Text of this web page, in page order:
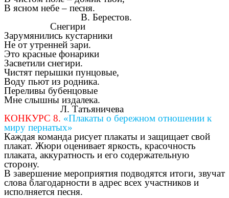
В ясном небе – песня.
В. Берестов.
Снегири
Зарумянились кустарники
Не от утренней зари.
Это красные фонарики
Засветили снегири.
Чистят перышки пунцовые,
Воду пьют из родника.
Переливы бубенцовые
Мне слышны издалека.
Л. Татьяничева
КОНКУРС 8. «Плакаты о бережном отношении к
миру пернатых»
Каждая команда рисует плакаты и защищает свой
плакат. Жюри оценивает яркость, красочность
плаката, аккуратность и его содержательную
сторону.
В завершение мероприятия подводятся итоги, звучат
слова благодарности в адрес всех участников и
исполняется песня.